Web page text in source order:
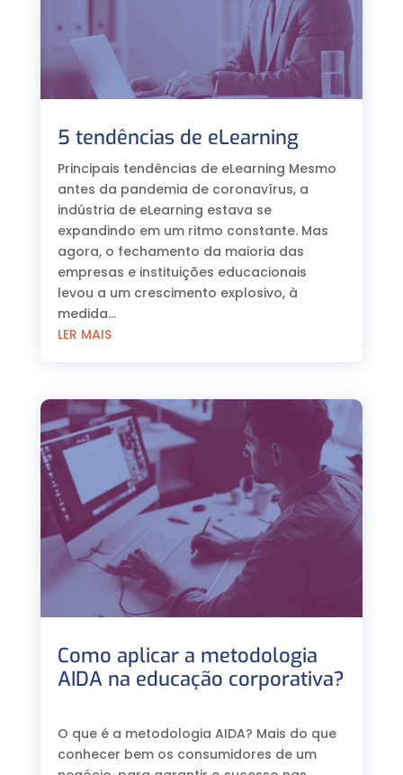
5 tendências de eLearning
Principais tendências de eLearning Mesmo
antes da pandemia de coronavírus, a
indústria de eLearning estava se
expandindo em um ritmo constante. Mas
agora, o fechamento da maioria das
empresas e instituições educacionais
levou a um crescimento explosivo, à
medida...
LER MAIS
Como aplicar a metodologia
AIDA na educação corporativa?
O que é a metodologia AIDA? Mais do que
conhecer bem os consumidores de um